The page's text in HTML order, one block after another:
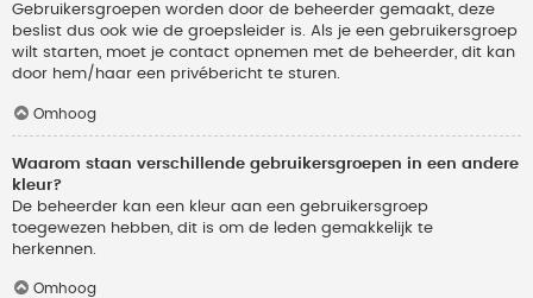
Gebruikersgroepen worden door de beheerder gemaakt, deze
beslist dus ook wie de groepsleider is. Als je een gebruikersgroep
wilt starten, moet je contact opnemen met de beheerder, dit kan
door hem/haar een privébericht te sturen.
Omhoog
Waarom staan verschillende gebruikersgroepen in een andere
kleur?
De beheerder kan een kleur aan een gebruikersgroep
toegewezen hebben, dit is om de leden gemakkelijk te
herkennen.
Omhoog